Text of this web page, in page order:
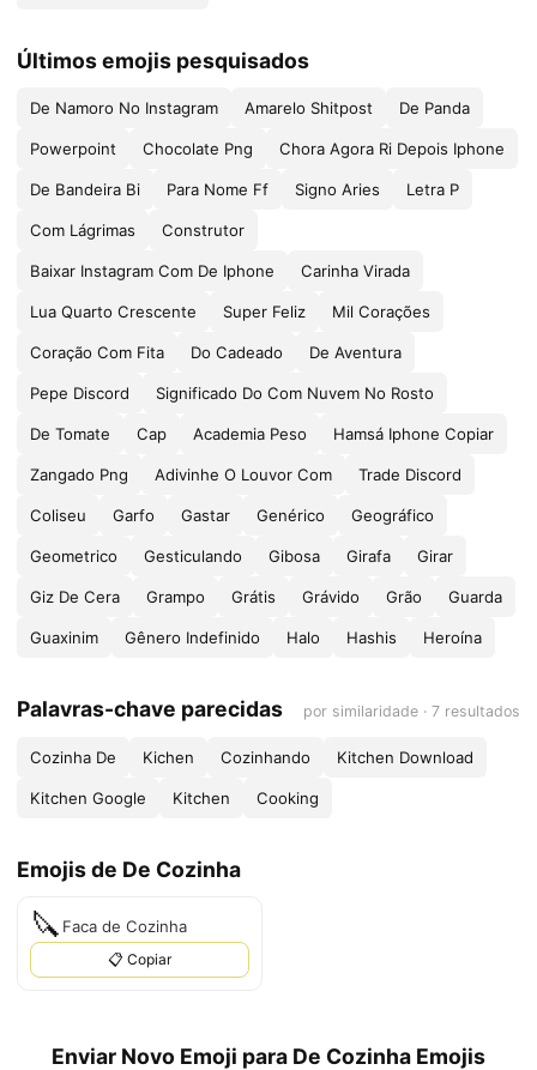
Últimos emojis pesquisados
De Namoro No Instagram Amarelo Shitpost De Panda
Powerpoint Chocolate Png Chora Agora Ri Depois Iphone
De Bandeira Bi Para Nome Ff Signo Aries Letra P
Com Lágrimas Construtor
Baixar Instagram Com De Iphone Carinha Virada
Lua Quarto Crescente Super Feliz Mil Corações
Coração Com Fita Do Cadeado De Aventura
Pepe Discord Significado Do Com Nuvem No Rosto
De Tomate Cap Academia Peso Hamsá Iphone Copiar
Zangado Png Adivinhe O Louvor Com Trade Discord
Coliseu Garfo Gastar Genérico Geográfico
Geometrico Gesticulando Gibosa Girafa Girar
Giz De Cera Grampo Grátis Grávido Grão Guarda
Guaxinim Gênero Indefinido Halo Hashis Heroína
Palavras-chave parecidas por similaridade · 7 resultados
Cozinha De Kichen Cozinhando Kitchen Download
Kitchen Google Kitchen Cooking
Emojis de De Cozinha
🔪 Faca de Cozinha
📋 Copiar
Enviar Novo Emoji para De Cozinha Emojis